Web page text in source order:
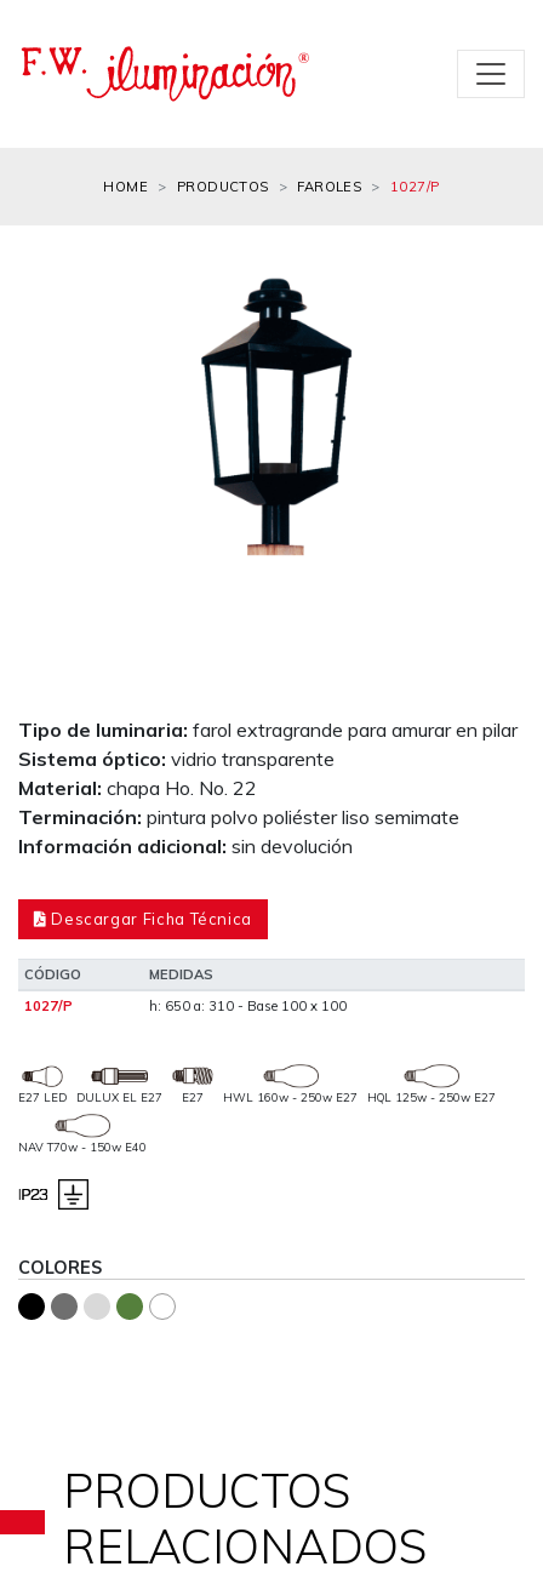
HOME PRODUCTOS FAROLES 1027/P
Tipo de luminaria: farol extragrande para amurar en pilar
Sistema óptico: vidrio transparente
Material: chapa Ho. No. 22
Terminación: pintura polvo poliéster liso semimate
Información adicional: sin devolución
Descargar Ficha Técnica
CÓDIGO
MEDIDAS
1027/P
h: 650 a: 310 - Base 100 x 100
E27 LED DULUX EL E27 E27 HWL 160w - 250w E27 HQL 125w - 250w E27
NAV T70w - 150w E40
COLORES
PRODUCTOS
RELACIONADOS